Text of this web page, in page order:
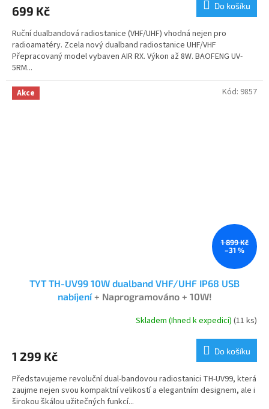
je
z
5
hvězdiček.
699 Kč Do košíku
Ruční dualbandová radiostanice (VHF/UHF) vhodná nejen pro
radioamatéry. Zcela nový dualband radiostanice UHF/VHF
Přepracovaný model vybaven AIR RX. Výkon až 8W. BAOFENG UV-
5RM...
Akce
1 899 Kč
–31 %
TYT TH-UV99 10W dualband VHF/UHF IP68 USB
nabíjení+ Naprogramováno + 10W!
je
z
5
hvězdiček.
Skladem (Ihned k expedici)(11 ks)
1 299 Kč Do košíku
Představujeme revoluční dual-bandovou radiostanici TH-UV99, která
zaujme nejen svou kompaktní velikostí a elegantním designem, ale i
širokou škálou užitečných funkcí...
Kód: 9857